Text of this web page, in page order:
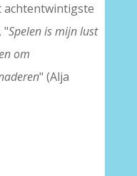
achtentwintigste
"Spelen is mijn lust
om
" (Alja